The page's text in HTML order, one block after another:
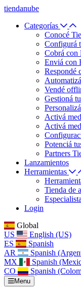
tiendanube
Categorías
Conocé
Configurá
Cobrá con
Enviá con
Respondé
Vendé
Gestioná
Activá
Activá
Potenciá
Partners
Lanzamientos
Herramientas
Tienda de
Login
Global
US
English (US)
ES
Spanish
AR
Spanish
MX
Spanish
CO
Spanish
Menu